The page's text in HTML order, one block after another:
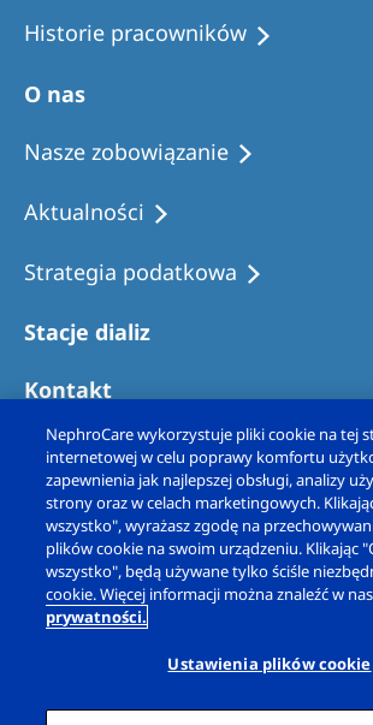
Historie pracowników
O nas
Nasze zobowiązanie
Aktualności
Strategia podatkowa
Stacje dializ
Kontakt
Copyright © Fresenius Nephrocare
o.o. 2026. Wszelkie prawa
Informacja prawna
Polityka
NephroCare wykorzystuje pliki cookie na tej
internetowej w celu poprawy komfortu
zapewnienia jak najlepszej obsługi, analizy
strony oraz w celach marketingowych.
wszystko", wyrażasz zgodę na
plików cookie na swoim urządzeniu. Klikając
wszystko", będą używane tylko ściśle
cookie. Więcej informacji można znaleźć w
prywatności.
Ustawienia plików cookie